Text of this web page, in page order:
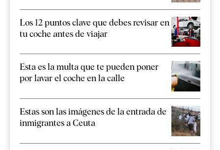
Los 12 puntos clave que debes revisar en
tu coche antes de viajar
Esta es la multa que te pueden poner
por lavar el coche en la calle
Estas son las imágenes de la entrada de
inmigrantes a Ceuta